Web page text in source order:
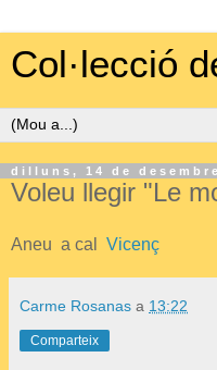
Col·lecció
dilluns, 14 de
Voleu llegir "Le
Aneu a cal Vicenç
Carme Rosanas a 13:22
Comparteix